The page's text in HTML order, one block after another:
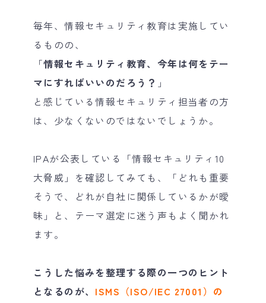
毎年、情報セキュリティ教育は実施してい
るものの、
「情報セキュリティ教育、今年は何をテー
マにすればいいのだろう？ 」
と感じている情報セキュリティ担当者の方
は、少なくないのではないでしょうか。
IPAが公表している「情報セキュリティ10
大脅威」を確認してみても、「どれも重要
そうで、どれが自社に関係しているかが曖
昧」と、テーマ選定に迷う声もよく聞かれ
ます。
こうした悩みを整理する際の一つのヒント
となるのが、 ISMS（ISO/IEC 27001）の